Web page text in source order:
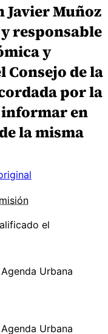
Javier Muñoz
responsable
y
Consejo de la
por la
en
la misma
el
Urbana
Urbana